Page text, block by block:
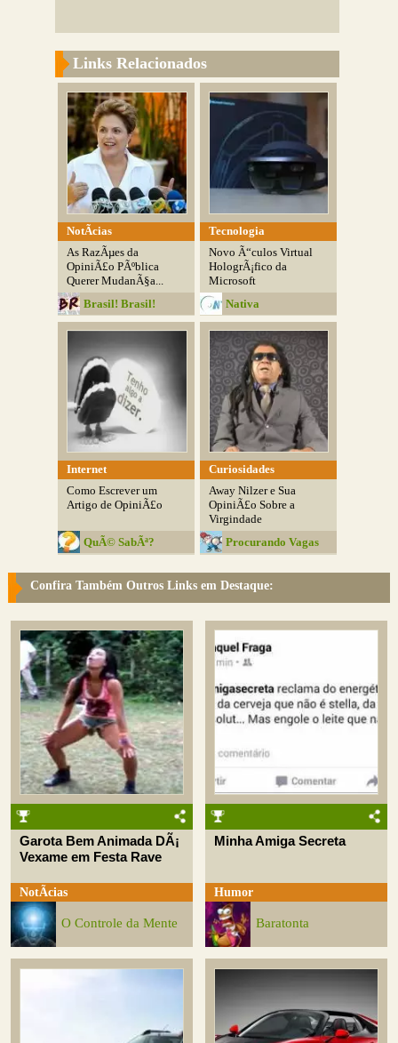
Links Relacionados
NotÃ­cias
As RazÃµes da
OpiniÃ£o PÃºblica
Querer MudanÃ§a...
Brasil! Brasil!
Tecnologia
Novo Ã“culos Virtual
HologrÃ¡fico da
Microsoft
Nativa
Internet
Como Escrever um
Artigo de OpiniÃ£o
QuÃ© SabÃª?
Curiosidades
Away Nilzer e Sua
OpiniÃ£o Sobre a
Virgindade
Procurando Vagas
Confira Também Outros Links em Destaque:
Garota Bem Animada DÃ¡
Vexame em Festa Rave
NotÃ­cias
O Controle da Mente
Minha Amiga Secreta
Humor
Baratonta